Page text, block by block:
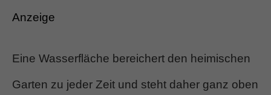
Anzeige
Eine Wasserfläche bereichert den heimischen
Garten zu jeder Zeit und steht daher ganz oben